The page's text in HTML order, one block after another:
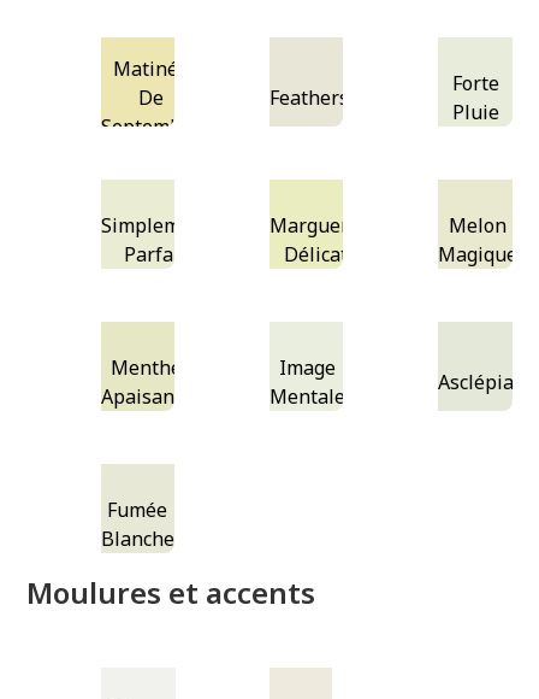
Matinée
De
Septembre
Featherstone
Forte
Pluie
Simplement
Parfait
Marguerite
Délicate
Melon
Magique
Menthe
Apaisante
Image
Mentale
Asclépiade
Fumée
Blanche
Moulures et accents